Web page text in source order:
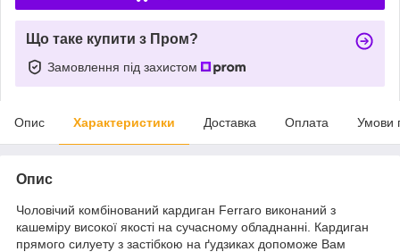
Що таке купити з Пром?
Замовлення під захистом
Опис Характеристики Доставка Оплата Умови
Опис
Чоловічий комбінований кардиган Ferraro виконаний з
кашеміру високої якості на сучасному обладнанні. Кардиган
прямого силуету з застібкою на ґудзиках допоможе Вам